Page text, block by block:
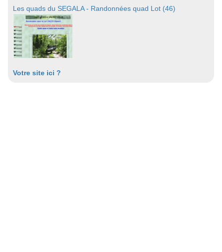
Les quads du SEGALA - Randonnées quad Lot (46)
Votre site ici ?